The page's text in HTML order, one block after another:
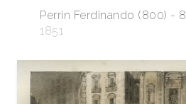
Perrin Ferdinando (800) - 8
1851